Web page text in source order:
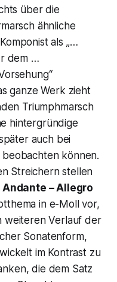
über die
ähnliche
als „…
dem …
ganze Werk zieht
Triumphmarsch
hintergründige
auch bei
können.
Streichern stellen
Andante – Allegro
in e-Moll vor,
weiteren Verlauf der
Sonatenform,
im Kontrast zu
die dem Satz